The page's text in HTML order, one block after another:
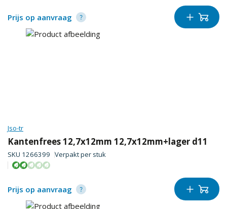
Prijs op aanvraag
Jso-tr
Kantenfrees 12,7x12mm 12,7x12mm+lager d11
SKU 1266399 Verpakt per stuk
Prijs op aanvraag